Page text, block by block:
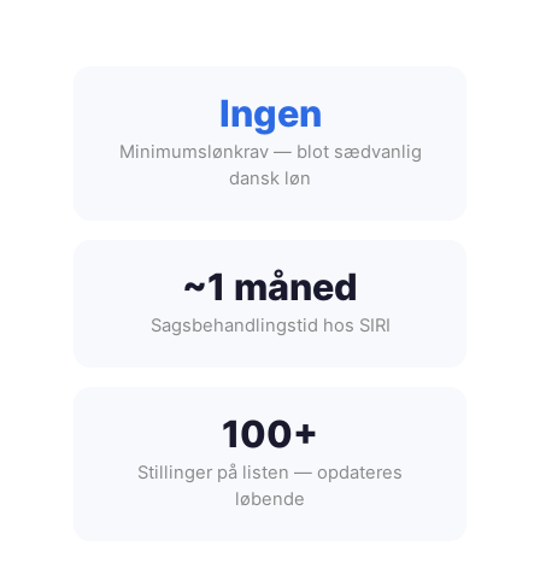
Ingen
Minimumslønkrav — blot sædvanlig
dansk løn
~1 måned
Sagsbehandlingstid hos SIRI
100+
Stillinger på listen — opdateres
løbende